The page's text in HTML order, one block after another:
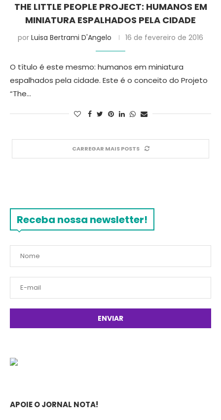
THE LITTLE PEOPLE PROJECT: HUMANOS EM
MINIATURA ESPALHADOS PELA CIDADE
por Luisa Bertrami D'Angelo 16 de fevereiro de 2016
O título é este mesmo: humanos em miniatura
espalhados pela cidade. Este é o conceito do Projeto
“The…
CARREGAR MAIS POSTS
Receba nossa newsletter!
APOIE O JORNAL NOTA!